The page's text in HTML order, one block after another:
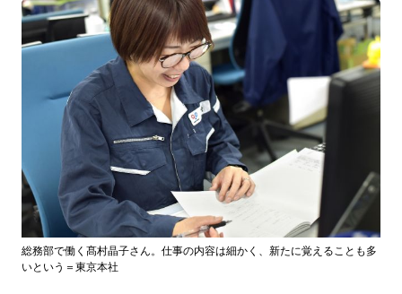
総務部で働く髙村晶子さん。仕事の内容は細かく、新たに覚えることも多
いという＝東京本社